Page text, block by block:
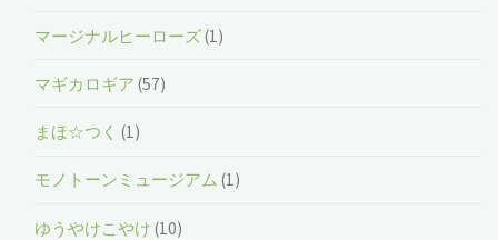
マージナルヒーローズ(1)
マギカロギア (57)
まほ☆つく (1)
モノトーンミュージアム (1)
ゆうやけこやけ (10)